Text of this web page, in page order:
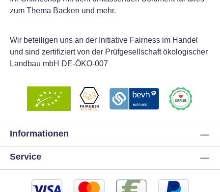
zum Thema Backen und mehr.
Wir beteiligen uns an der Initiative Fairness im Handel
und sind zertifiziert von der Prüfgesellschaft ökologischer
Landbau mbH DE-ÖKO-007
Informationen
Service